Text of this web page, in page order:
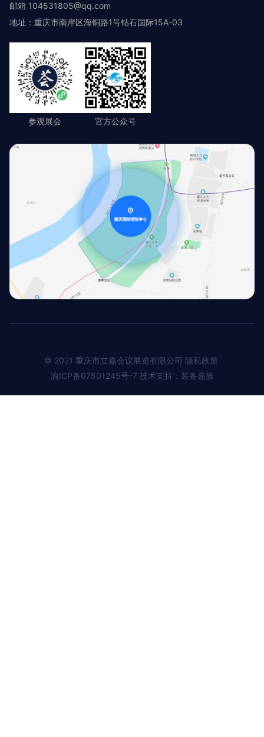
邮箱 104531805@qq.com
地址：重庆市南岸区海铜路1号钻石国际15A-03
参观展会 官方公众号
© 2021 重庆市立嘉会议展览有限公司 隐私政策
渝ICP备07501245号-7 技术支持：装备嘉族